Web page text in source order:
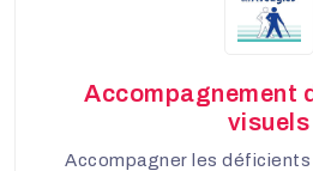
Accompagnement
visuels
Accompagner les déficients